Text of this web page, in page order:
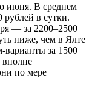
июня. В среднем
рублей в сутки.
— за 2200–2500
ниже, чем в Ялте
за 1500
вполне
по мере